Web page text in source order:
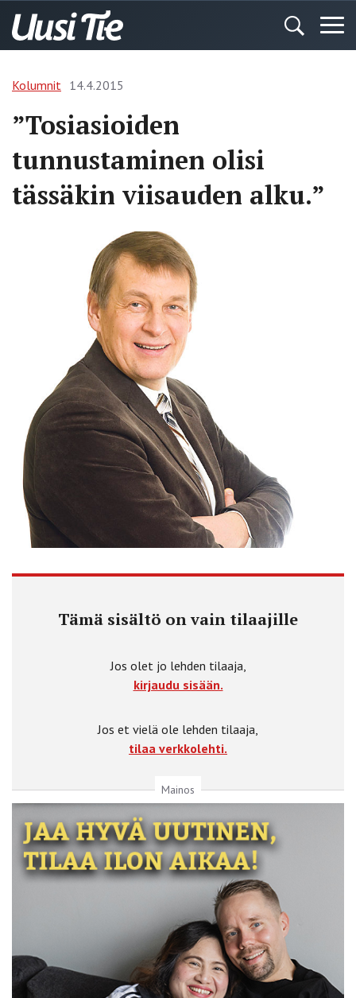
Kolumnit 14.4.2015
”Tosiasioiden
tunnustaminen olisi
tässäkin viisauden alku.”
Tämä sisältö on vain tilaajille
Jos olet jo lehden tilaaja,
kirjaudu sisään.
Jos et vielä ole lehden tilaaja,
tilaa verkkolehti.
Mainos